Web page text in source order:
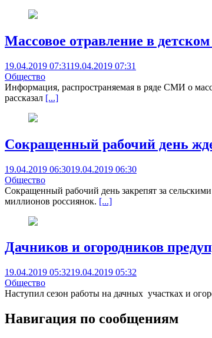
Массовое отравление в
19.04.2019 07:3119.04.2019 07:31
Общество
Информация, распространяемая в ряде СМИ о
рассказал [...]
Сокращенный рабочий день
19.04.2019 06:3019.04.2019 06:30
Общество
Сокращенный рабочий день закрепят за
миллионов россиянок. [...]
Дачников и огородников
19.04.2019 05:3219.04.2019 05:32
Общество
Наступил сезон работы на дачных участках и
Навигация по сообщениям